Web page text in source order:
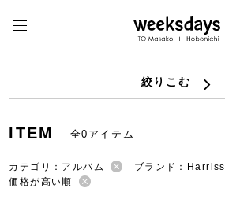
絞りこむ
ITEM 全0アイテム
カテゴリ：アルバム ブランド：Harriss
価格が高い順